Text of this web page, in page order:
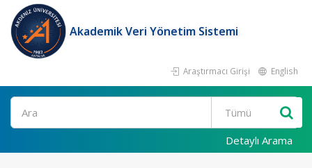
Akademik Veri Yönetim Sistemi
Araştırmacı Girişi English
Ara
Detaylı Arama